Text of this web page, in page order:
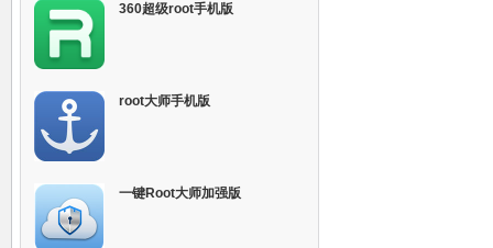
360超级root手机版
root大师手机版
一键Root大师加强版